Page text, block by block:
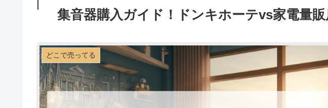
集音器購入ガイド！ドンキホーテvs家電量
どこで売ってる